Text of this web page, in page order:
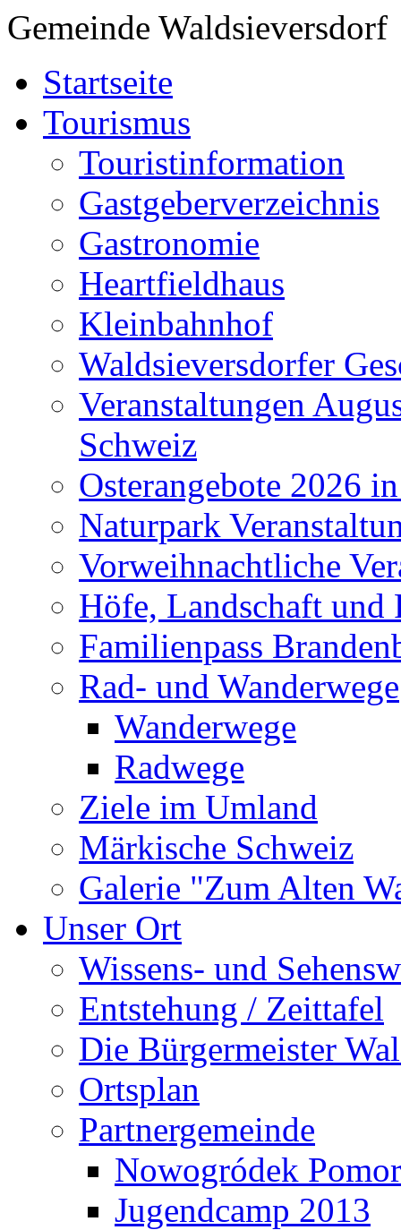
Gemeinde Waldsieversdorf
Startseite
Tourismus
Touristinformation
Gastgeberverzeichnis
Gastronomie
Heartfieldhaus
Kleinbahnhof
Waldsieversdorfer
Veranstaltungen
Schweiz
Osterangebote 2026
Naturpark
Vorweihnachtliche
Höfe, Landschaft und
Familienpass
Rad- und Wanderwege
Wanderwege
Radwege
Ziele im Umland
Märkische Schweiz
Galerie "Zum Alten
Unser Ort
Wissens- und
Entstehung / Zeittafel
Die Bürgermeister
Ortsplan
Partnergemeinde
Nowogródek
Jugendcamp 2013